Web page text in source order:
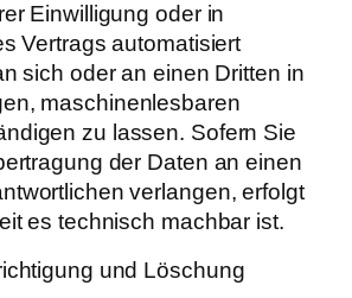
Einwilligung oder in
Vertrags automatisiert
sich oder an einen Dritten in
maschinenlesbaren
zu lassen. Sofern Sie
der Daten an einen
verlangen, erfolgt
es technisch machbar ist.
und Löschung